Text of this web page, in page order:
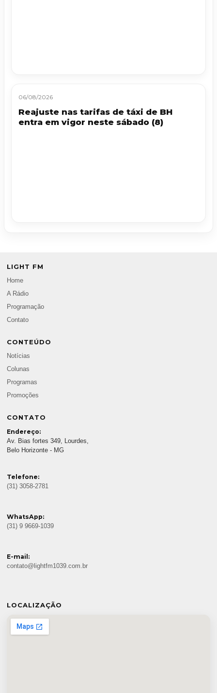
06/08/2026
Reajuste nas tarifas de táxi de BH
entra em vigor neste sábado (8)
LIGHT FM
Home
A Rádio
Programação
Contato
CONTEÚDO
Notícias
Colunas
Programas
Promoções
CONTATO
Endereço:
Av. Bias fortes 349, Lourdes,
Belo Horizonte - MG
Telefone:
(31) 3058-2781
WhatsApp:
(31) 9 9669-1039
E-mail:
contato@lightfm1039.com.br
LOCALIZAÇÃO